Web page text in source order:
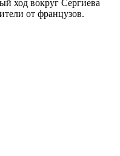
ход вокруг Сергиева
от французов.